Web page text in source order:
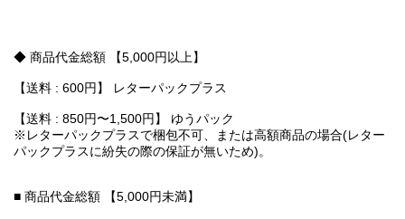
◆ 商品代金総額 【5,000円以上】
【送料 : 600円】 レターパックプラス
【送料 : 850円〜1,500円】 ゆうパック
※レターパックプラスで梱包不可、または高額商品の場合(レター
パックプラスに紛失の際の保証が無いため)。
■ 商品代金総額 【5,000円未満】